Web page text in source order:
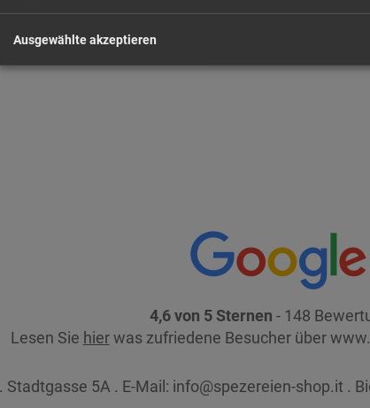
4,6 von 5 Sternen - 148
Lesen Sie hierwas zufriedene Besucher über
5A . E-Mail: info@spezereien-shop.it .
Ausgewählte akzeptieren